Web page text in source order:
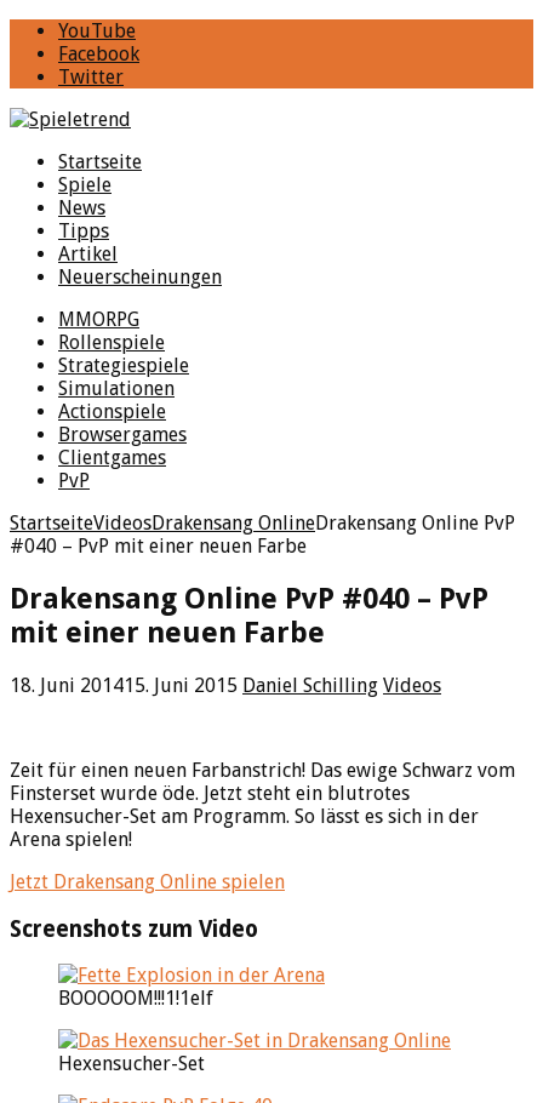
YouTube
Facebook
Twitter
Startseite
Spiele
News
Tipps
Artikel
Neuerscheinungen
MMORPG
Rollenspiele
Strategiespiele
Simulationen
Actionspiele
Browsergames
Clientgames
PvP
StartseiteVideosDrakensang OnlineDrakensang Online PvP
#040 – PvP mit einer neuen Farbe
Drakensang Online PvP #040 – PvP
mit einer neuen Farbe
18. Juni 201415. Juni 2015 Daniel Schilling Videos
Zeit für einen neuen Farbanstrich! Das ewige Schwarz vom
Finsterset wurde öde. Jetzt steht ein blutrotes
Hexensucher-Set am Programm. So lässt es sich in der
Arena spielen!
Jetzt Drakensang Online spielen
Screenshots zum Video
BOOOOOM!!!1!1elf
Hexensucher-Set